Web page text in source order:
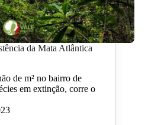
da Mata Atlântica
de m² no bairro de
em extinção, corre o